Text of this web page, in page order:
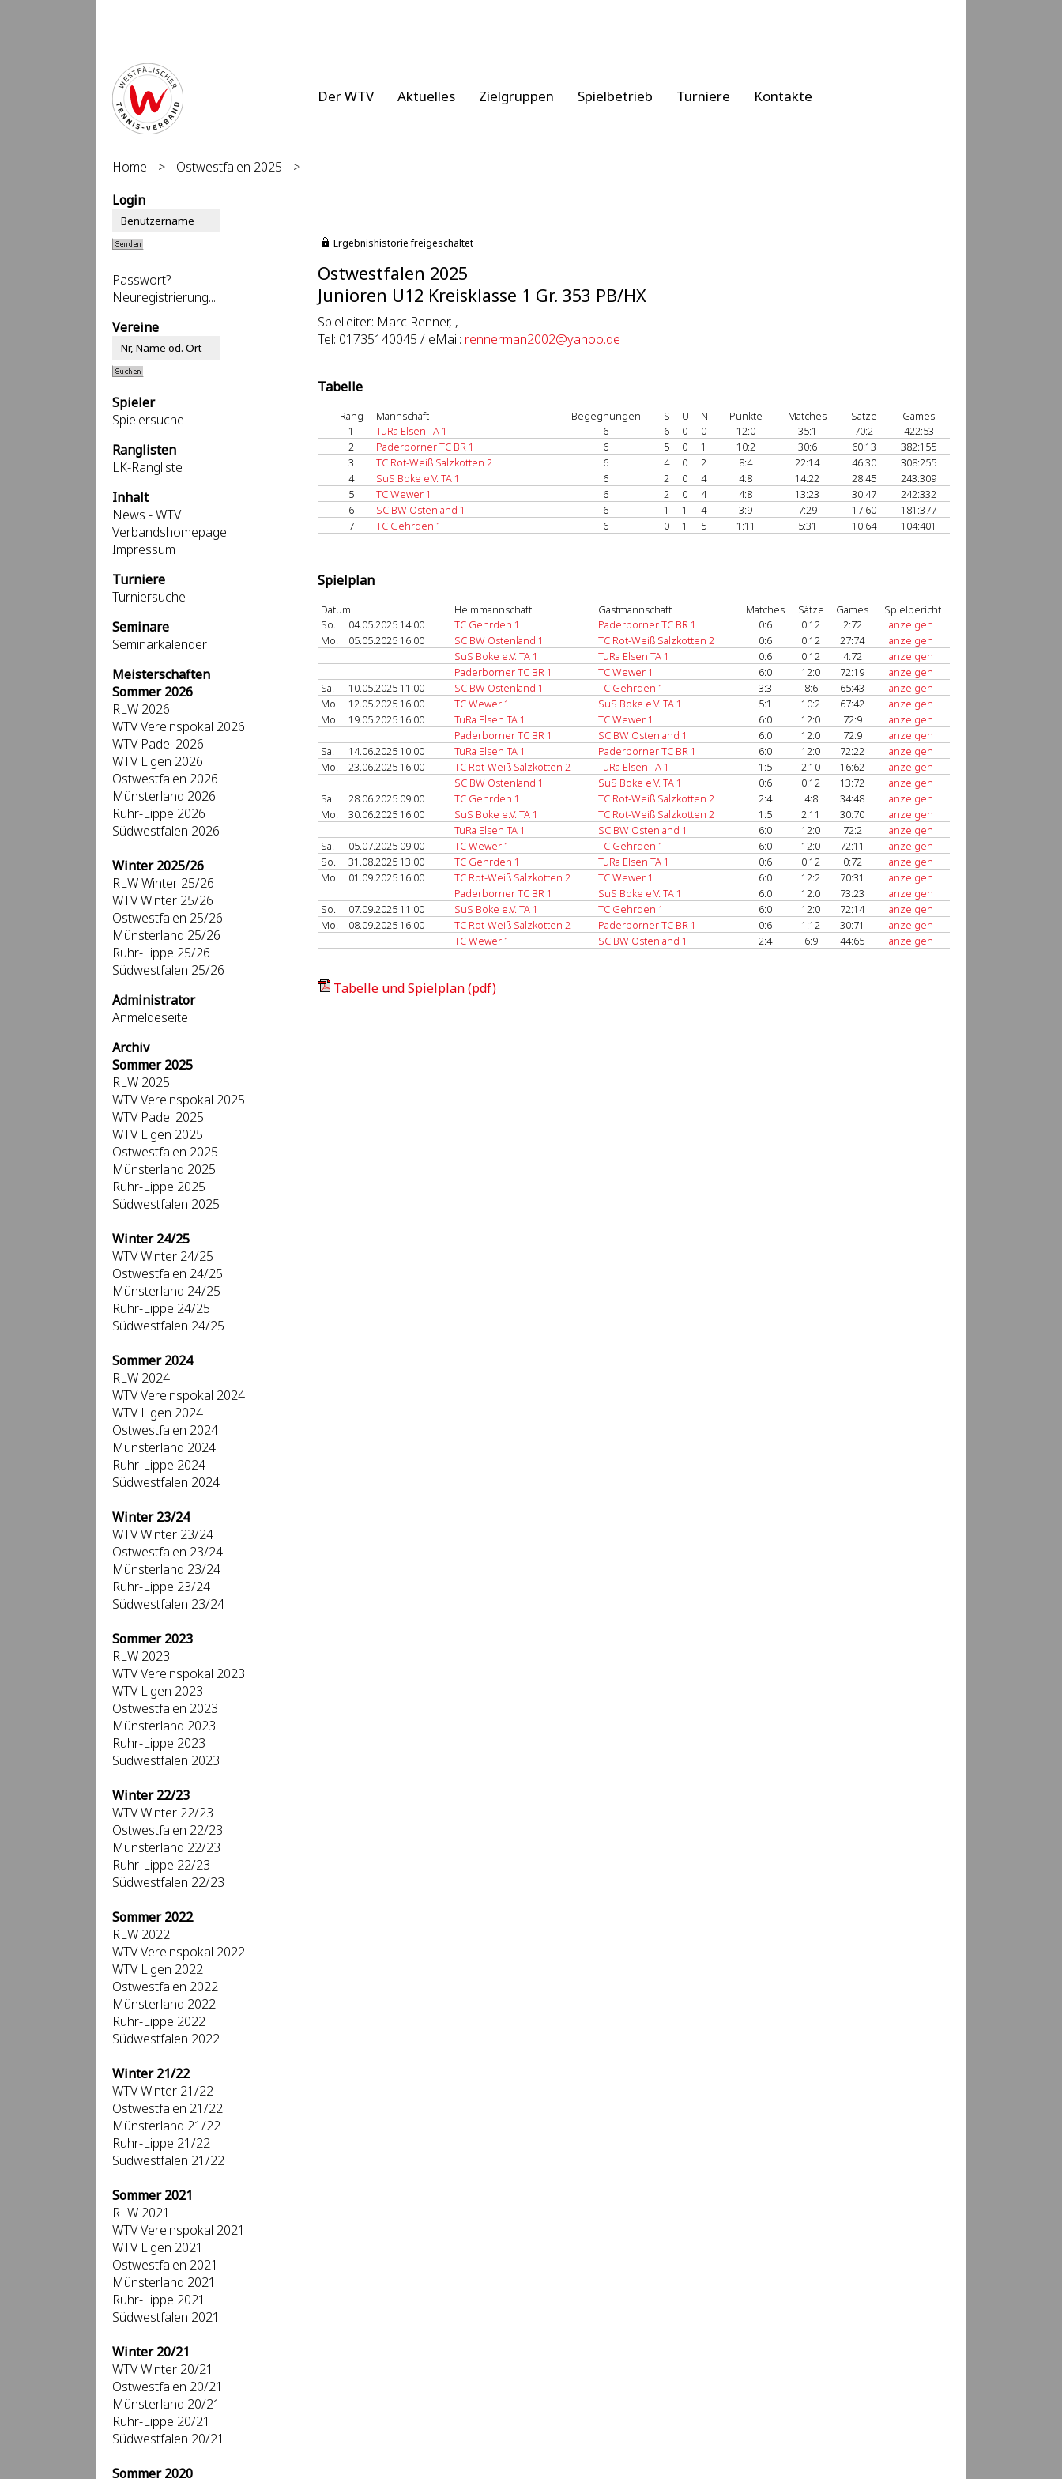
Der WTV Aktuelles Zielgruppen Spielbetrieb Turniere Kontakte
Home > Ostwestfalen 2025
>
Login
Passwort?
Neuregistrierung...
Vereine
Spieler
Spielersuche
Ranglisten
LK-Rangliste
Inhalt
News - WTV
Verbandshomepage
Impressum
Turniere
Turniersuche
Seminare
Seminarkalender
Meisterschaften
Sommer 2026
RLW 2026
WTV Vereinspokal 2026
WTV Padel 2026
WTV Ligen 2026
Ostwestfalen 2026
Münsterland 2026
Ruhr-Lippe 2026
Südwestfalen 2026
Winter 2025/26
RLW Winter 25/26
WTV Winter 25/26
Ostwestfalen 25/26
Münsterland 25/26
Ruhr-Lippe 25/26
Südwestfalen 25/26
Administrator
Anmeldeseite
Archiv
Sommer 2025
RLW 2025
WTV Vereinspokal 2025
WTV Padel 2025
WTV Ligen 2025
Ostwestfalen 2025
Münsterland 2025
Ruhr-Lippe 2025
Südwestfalen 2025
Winter 24/25
WTV Winter 24/25
Ostwestfalen 24/25
Münsterland 24/25
Ruhr-Lippe 24/25
Südwestfalen 24/25
Sommer 2024
RLW 2024
WTV Vereinspokal 2024
WTV Ligen 2024
Ostwestfalen 2024
Münsterland 2024
Ruhr-Lippe 2024
Südwestfalen 2024
Winter 23/24
WTV Winter 23/24
Ostwestfalen 23/24
Münsterland 23/24
Ruhr-Lippe 23/24
Südwestfalen 23/24
Sommer 2023
RLW 2023
WTV Vereinspokal 2023
WTV Ligen 2023
Ostwestfalen 2023
Münsterland 2023
Ruhr-Lippe 2023
Südwestfalen 2023
Winter 22/23
WTV Winter 22/23
Ostwestfalen 22/23
Münsterland 22/23
Ruhr-Lippe 22/23
Südwestfalen 22/23
Sommer 2022
RLW 2022
WTV Vereinspokal 2022
WTV Ligen 2022
Ostwestfalen 2022
Münsterland 2022
Ruhr-Lippe 2022
Südwestfalen 2022
Winter 21/22
WTV Winter 21/22
Ostwestfalen 21/22
Münsterland 21/22
Ruhr-Lippe 21/22
Südwestfalen 21/22
Sommer 2021
RLW 2021
WTV Vereinspokal 2021
WTV Ligen 2021
Ostwestfalen 2021
Münsterland 2021
Ruhr-Lippe 2021
Südwestfalen 2021
Winter 20/21
WTV Winter 20/21
Ostwestfalen 20/21
Münsterland 20/21
Ruhr-Lippe 20/21
Südwestfalen 20/21
Sommer 2020
Ergebnishistorie freigeschaltet
Ostwestfalen 2025
Junioren U12 Kreisklasse 1 Gr. 353 PB/HX
Spielleiter: Marc Renner, ,
Tel: 01735140045 / eMail: rennerman2002@yahoo.de
Tabelle
Rang Mannschaft Begegnungen S U N Punkte Matches Sätze
Games
1
TuRa Elsen TA 1 6 6 0 0 12:0 35:1 70:2
422:53
2
Paderborner TC BR 1 6 5 0 1 10:2 30:6 60:13
382:155
3
TC Rot-Weiß Salzkotten 2 6 4 0 2 8:4 22:14 46:30
308:255
4
SuS Boke e.V. TA 1 6 2 0 4 4:8 14:22 28:45
243:309
5
TC Wewer 1 6 2 0 4 4:8 13:23 30:47
242:332
6
SC BW Ostenland 1 6 1 1 4 3:9 7:29 17:60
181:377
7
TC Gehrden 1 6 0 1 5 1:11 5:31 10:64 104:401
Spielplan
Datum Heimmannschaft Gastmannschaft Matches Sätze Games
Spielbericht
So.
04.05.2025 14:00 TC Gehrden 1 Paderborner TC BR 1 0:6 0:12 2:72
anzeigen
Mo.
05.05.2025 16:00 SC BW Ostenland 1 TC Rot-Weiß Salzkotten 2 0:6 0:12 27:74
anzeigen
SuS Boke e.V. TA 1
TuRa Elsen TA 1 0:6 0:12 4:72
anzeigen
Paderborner TC BR 1
TC Wewer 1 6:0 12:0 72:19
anzeigen
Sa.
10.05.2025 11:00 SC BW Ostenland 1 TC Gehrden 1 3:3 8:6 65:43
anzeigen
Mo.
12.05.2025 16:00 TC Wewer 1 SuS Boke e.V. TA 1 5:1 10:2 67:42
anzeigen
Mo.
19.05.2025 16:00 TuRa Elsen TA 1 TC Wewer 1 6:0 12:0 72:9
anzeigen
Paderborner TC BR 1
SC BW Ostenland 1 6:0 12:0 72:9
anzeigen
Sa.
14.06.2025 10:00 TuRa Elsen TA 1 Paderborner TC BR 1 6:0 12:0 72:22
anzeigen
Mo.
23.06.2025 16:00 TC Rot-Weiß Salzkotten 2 TuRa Elsen TA 1 1:5 2:10 16:62
anzeigen
SC BW Ostenland 1
SuS Boke e.V. TA 1 0:6 0:12 13:72
anzeigen
Sa.
28.06.2025 09:00 TC Gehrden 1 TC Rot-Weiß Salzkotten 2 2:4 4:8 34:48
anzeigen
Mo.
30.06.2025 16:00 SuS Boke e.V. TA 1 TC Rot-Weiß Salzkotten 2 1:5 2:11 30:70
anzeigen
TuRa Elsen TA 1
SC BW Ostenland 1 6:0 12:0 72:2
anzeigen
Sa.
05.07.2025 09:00 TC Wewer 1 TC Gehrden 1 6:0 12:0 72:11
anzeigen
So.
31.08.2025 13:00 TC Gehrden 1 TuRa Elsen TA 1 0:6 0:12 0:72
anzeigen
Mo.
01.09.2025 16:00 TC Rot-Weiß Salzkotten 2 TC Wewer 1 6:0 12:2 70:31
anzeigen
Paderborner TC BR 1
SuS Boke e.V. TA 1 6:0 12:0 73:23
anzeigen
So.
07.09.2025 11:00 SuS Boke e.V. TA 1 TC Gehrden 1 6:0 12:0 72:14
anzeigen
Mo.
08.09.2025 16:00 TC Rot-Weiß Salzkotten 2 Paderborner TC BR 1 0:6 1:12 30:71
anzeigen
TC Wewer 1
SC BW Ostenland 1 2:4 6:9 44:65 anzeigen
Tabelle und Spielplan (pdf)